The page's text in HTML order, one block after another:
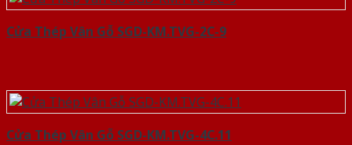
Cửa Thép Vân Gỗ SGD-KM.TVG-2C-9
Cửa Thép Vân Gỗ SGD-KM.TVG-4C.11